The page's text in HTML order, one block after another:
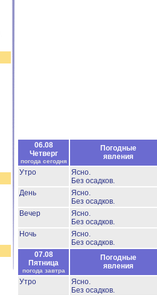
06.08
Четверг
погода сегодня
Погодные
явления
Утро
Ясно.
Без осадков.
День
Ясно.
Без осадков.
Вечер
Ясно.
Без осадков.
Ночь
Ясно.
Без осадков.
07.08
Пятница
погода завтра
Погодные
явления
Утро
Ясно.
Без осадков.